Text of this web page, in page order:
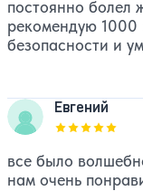
постоянно болел
рекомендую 1000
безопасности и
Евгений
Оценка,
все было
нам очень